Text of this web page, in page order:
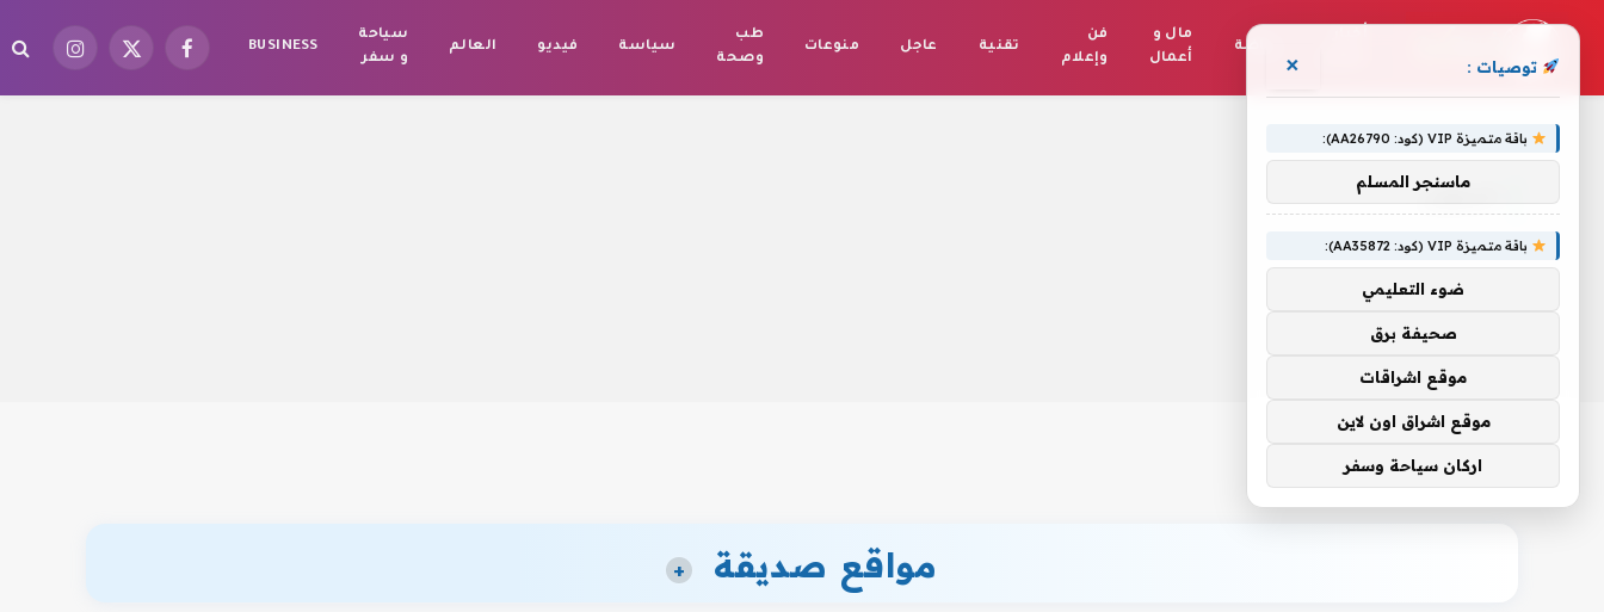
رياضة
مال و
أعمال
فن
وإعلام
تقنية عاجل منوعات
طب
وصحة
سياسة فيديو العالم
سياحة
و سفر
BUSINESS فيسبوكX
الانستغرام
الرجولى
مواقع صديقة +
توصيات : ×
باقة متميزة VIP (كود: AA26790):
ماسنجر المسلم
باقة متميزة VIP (كود: AA35872):
ضوء التعليمي
صحيفة برق
موقع اشراقات
موقع اشراق اون لاين
اركان سياحة وسفر